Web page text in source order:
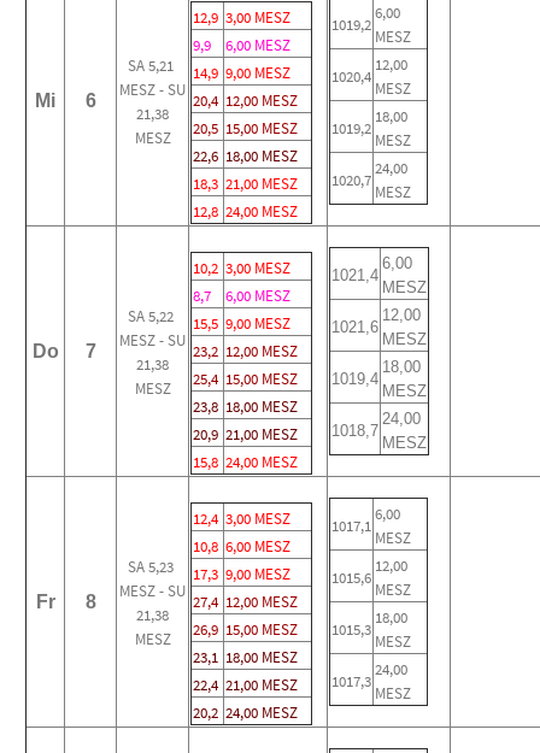
Mi 6
SA 5,21
MESZ - SU
21,38
MESZ
12,9 3,00 MESZ
9,9
6,00 MESZ
14,9 9,00 MESZ
20,4 12,00 MESZ
20,5 15,00 MESZ
22,6 18,00 MESZ
18,3 21,00 MESZ
12,8 24,00 MESZ
1019,2
6,00
MESZ
1020,4
12,00
MESZ
1019,2
18,00
MESZ
1020,7
24,00
MESZ
Do 7
SA 5,22
MESZ - SU
21,38
MESZ
10,2 3,00 MESZ
8,7
6,00 MESZ
15,5 9,00 MESZ
23,2 12,00 MESZ
25,4 15,00 MESZ
23,8 18,00 MESZ
20,9 21,00 MESZ
15,8 24,00 MESZ
1021,4
6,00
MESZ
1021,6
12,00
MESZ
1019,4
18,00
MESZ
1018,7
24,00
MESZ
Fr 8
SA 5,23
MESZ - SU
21,38
MESZ
12,4 3,00 MESZ
10,8 6,00 MESZ
17,3 9,00 MESZ
27,4 12,00 MESZ
26,9 15,00 MESZ
23,1 18,00 MESZ
22,4 21,00 MESZ
20,2 24,00 MESZ
1017,1
6,00
MESZ
1015,6
12,00
MESZ
1015,3
18,00
MESZ
1017,3
24,00
MESZ